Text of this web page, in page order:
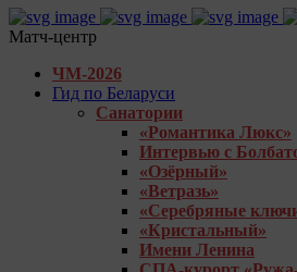
Матч-центр
ЧМ-2026
Гид по Беларуси
Санатории
«Романтика Люкс»
Интервью с
«Озёрный»
«Ветразь»
«Серебряные
«Кристальный»
Имени Ленина